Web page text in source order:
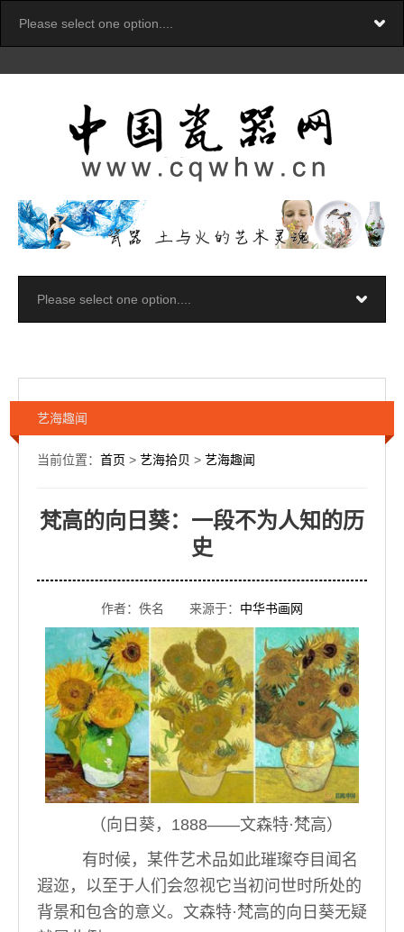
艺海趣闻
当前位置： 首页 > 艺海拾贝 > 艺海趣闻
梵高的向日葵：一段不为人知的历
史
作者：佚名 来源于： 中华书画网
（向日葵，1888——文森特·梵高）
有时候，某件艺术品如此璀璨夺目闻名
遐迩，以至于人们会忽视它当初问世时所处的
背景和包含的意义。文森特·梵高的向日葵无疑